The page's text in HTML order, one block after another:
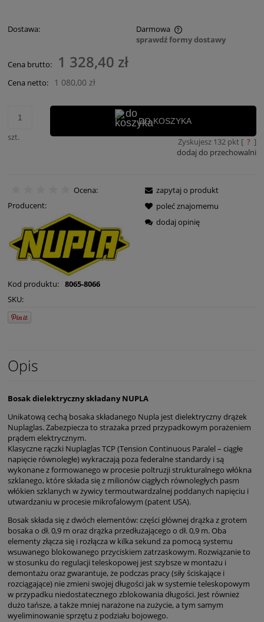
Dostawa:
Darmowa
Cena nie zawiera ewentualnych kosztów płatności
sprawdź formy dostawy
Cena brutto: 1 328,40 zł
Cena netto: 1 080,00 zł
szt.
DO KOSZYKA
Zyskujesz 132pkt [ ? ]
dodaj do przechowalni
Ocena:
Producent:
Kod produktu: 8065-8066
SKU:
zapytaj o produkt
poleć znajomemu
dodaj opinię
Opis
Bosak dielektryczny składany NUPLA
Unikatową cechą bosaka składanego Nupla jest dielektryczny drążek
Nuplaglas. Zabezpiecza to strażaka przed przypadkowym porażeniem
prądem elektrycznym.
Klasyczne rączki Nuplaglas TCP (Tension Continuous Paralel – ciągłe
napięcie równoległe) wykraczają poza federalne standardy i są
wykonane z formowanego w procesie poltruzji strukturalnego włókna
szklanego, które składa się z milionów ciągłych równoległych pasm
włókien szklanych w żywicy termoutwardzalnej poddanych napięciu i
utwardzaniu w procesie mikrofalowym (patent USA).
Bosak składa się z dwóch elementów: części głównej drążka z grotem
bosaka o dł. 0,9 m oraz drążka przedłużającego o dł. 0,9 m. Oba
elementy złącza się i rozłącza w kilka sekund za pomocą systemu
wsuwanego blokowanego przyciskiem zatrzaskowym. Rozwiązanie to
w stosunku do regulacji teleskopowej jest szybsze w montażu i
demontażu oraz gwarantuje, że podczas pracy (siły ściskające i
rozciągające) nie zmieni swojej długości jak w systemie teleskopowym
w przypadku niedostatecznego zblokowania długości. Jest również
dużo tańsze, a także mniej narażone na zużycie, a tym samym
wyeliminowanie sprzętu z podziału bojowego.